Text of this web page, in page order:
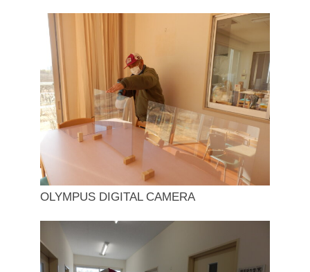
OLYMPUS DIGITAL CAMERA